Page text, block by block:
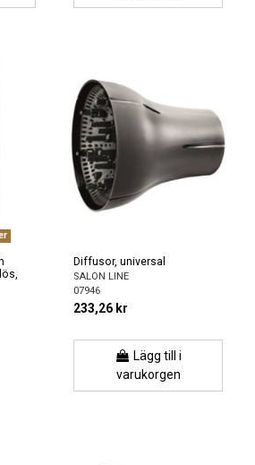
Diffusor, universal
SALON LINE
07946
233,26 kr
Lägg till i
varukorgen